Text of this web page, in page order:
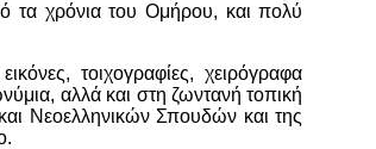
τα χρόνια του Ομήρου, και πολύ
τοιχογραφίες, χειρόγραφα
αλλά και στη ζωντανή τοπική
Νεοελληνικών Σπουδών και της